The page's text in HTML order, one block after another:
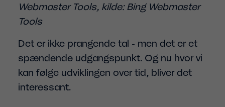
Webmaster Tools, kilde: Bing Webmaster
Tools
Det er ikke prangende tal - men det er et
spændende udgangspunkt. Og nu hvor vi
kan følge udviklingen over tid, bliver det
interessant.